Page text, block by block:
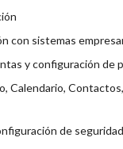
con sistemas
y configuración de
Calendario,
de